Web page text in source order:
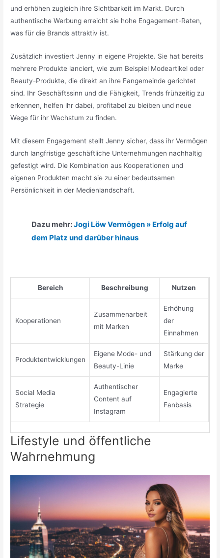
und erhöhen zugleich ihre Sichtbarkeit im Markt. Durch
authentische Werbung erreicht sie hohe Engagement-Raten,
was für die Brands attraktiv ist.
Zusätzlich investiert Jenny in eigene Projekte. Sie hat bereits
mehrere Produkte lanciert, wie zum Beispiel Modeartikel oder
Beauty-Produkte, die direkt an ihre Fangemeinde gerichtet
sind. Ihr Geschäftssinn und die Fähigkeit, Trends frühzeitig zu
erkennen, helfen ihr dabei, profitabel zu bleiben und neue
Wege für ihr Wachstum zu finden.
Mit diesem Engagement stellt Jenny sicher, dass ihr Vermögen
durch langfristige geschäftliche Unternehmungen nachhaltig
gefestigt wird. Die Kombination aus Kooperationen und
eigenen Produkten macht sie zu einer bedeutsamen
Persönlichkeit in der Medienlandschaft.
Dazu mehr:Jogi Löw Vermögen » Erfolg auf
dem Platz und darüber hinaus
Bereich Beschreibung Nutzen
Kooperationen
Zusammenarbeit
mit Marken
Erhöhung
der
Einnahmen
Produktentwicklungen
Eigene Mode- und
Beauty-Linie
Stärkung der
Marke
Social Media
Strategie
Authentischer
Content auf
Instagram
Engagierte
Fanbasis
Lifestyle und öffentliche
Wahrnehmung